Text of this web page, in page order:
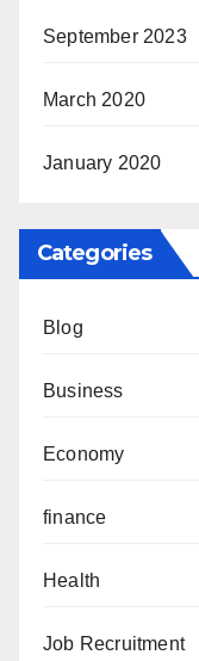
September 2023
March 2020
January 2020
Categories
Blog
Business
Economy
finance
Health
Job Recruitment